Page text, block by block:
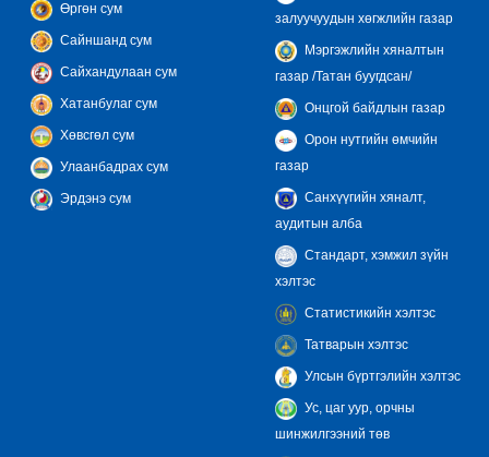
Өргөн сум
Сайншанд сум
Сайхандулаан сум
Хатанбулаг сум
Хөвсгөл сум
Улаанбадрах сум
Эрдэнэ сум
залуучуудын хөгжлийн газар
Мэргэжлийн хяналтын
газар /Татан буугдсан/
Онцгой байдлын газар
Орон нутгийн өмчийн
газар
Санхүүгийн хяналт,
аудитын алба
Стандарт, хэмжил зүйн
хэлтэс
Статистикийн хэлтэс
Татварын хэлтэс
Улсын бүртгэлийн хэлтэс
Ус, цаг уур, орчны
шинжилгээний төв